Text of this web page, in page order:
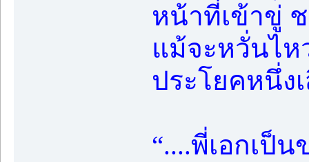
หน้าที่เข้าขู่
แม้จะหวั่นไ
ประโยคหนึ่ง
“....พี่เอกเป็น